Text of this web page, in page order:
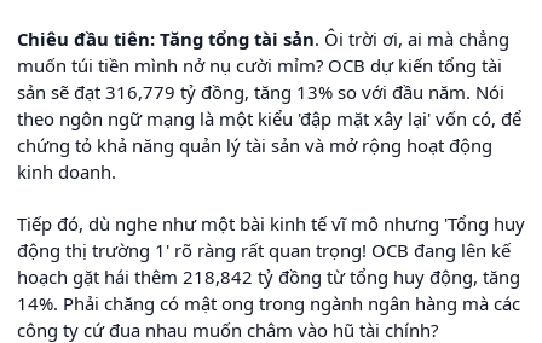
Chiêu đầu tiên: Tăng tổng tài sản. Ôi trời ơi, ai mà chẳng
muốn túi tiền mình nở nụ cười mỉm? OCB dự kiến tổng tài
sản sẽ đạt 316,779 tỷ đồng, tăng 13% so với đầu năm. Nói
theo ngôn ngữ mạng là một kiểu 'đập mặt xây lại' vốn có, để
chứng tỏ khả năng quản lý tài sản và mở rộng hoạt động
kinh doanh.
Tiếp đó, dù nghe như một bài kinh tế vĩ mô nhưng 'Tổng huy
động thị trường 1' rõ ràng rất quan trọng! OCB đang lên kế
hoạch gặt hái thêm 218,842 tỷ đồng từ tổng huy động, tăng
14%. Phải chăng có mật ong trong ngành ngân hàng mà các
công ty cứ đua nhau muốn châm vào hũ tài chính?